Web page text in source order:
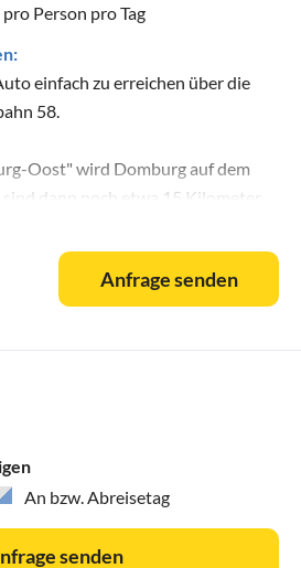
Person pro Tag
einfach zu erreichen über die
58.
Oost" wird Domburg auf dem
dann noch etwa 15 Kilometer
fahren Sie mit dem Zug bis
gibt es zwei Buslinien (52 und 53)
Anfrage senden
An bzw. Abreisetag
senden